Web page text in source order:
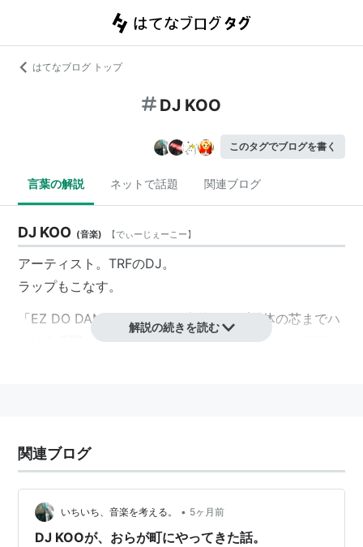
はてなブログ トップ
DJ KOO
このタグでブログを書く
言葉の解説 ネットで話題 関連ブログ
DJ KOO (音楽) 【でぃーじぇーこー】
アーティスト。TRFのDJ。
ラップもこなす。
「EZ DO DANCE」における高速ラップ「体の芯までハ
ジける瞬間 時間の彼方ではじけるプリズム」は伝説
解説の続きを読む
関連ブログ
いちいち、音楽を考える。 • 5ヶ月前
DJ KOOが、おらが町にやってきた話。